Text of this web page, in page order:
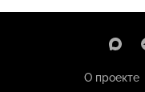
О проекте